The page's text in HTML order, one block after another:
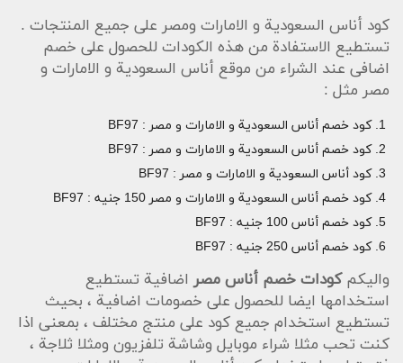
كود أناس السعودية و الامارات ومصر على جميع المنتجات .
تستطيع الاستفادة من هذه الكودات للحصول على خصم
اضافى عند الشراء من موقع أناس السعودية و الامارات و
مصر مثل :
كود خصم أناس السعودية و الامارات و مصر : BF97
كود خصم أناس السعودية و الامارات و مصر : BF97
كود أناس السعودية و الامارات و مصر : BF97
كود خصم أناس السعودية و الامارات و مصر 150 جنيه : BF97
كود خصم أناس 100 جنيه : BF97
كود خصم أناس 250 جنيه : BF97
واليكمكودات خصم أناس مصراضافية تستطيع
استخدامها ايضا للحصول على خصومات اضافية ، بحيث
تستطيع استخدام جميع كود على منتج مختلف ، بمعنى اذا
كنت تحب مثلا شراء موبايل وشاشة تلفزيون ومثلا ثلاجة ،